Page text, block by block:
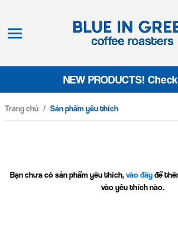
NEW PRODUCTS!
Trang chủ / Sản phẩm yêu thích
Bạn chưa có sản phẩm yêu thích,vào đâyđể
vào yêu thích nào.